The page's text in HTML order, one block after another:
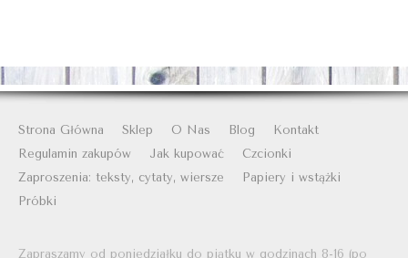
Strona Główna Sklep O Nas Blog
Kontakt
Regulamin zakupów
Jak kupować
Czcionki
Zaproszenia: teksty, cytaty, wiersze
Papiery i wstążki
Próbki
Zapraszamy od poniedziałku do piątku w godzinach 8-16 (po